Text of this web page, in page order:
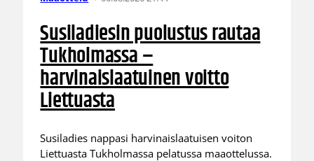
Susiladiesin puolustus rautaa
Tukholmassa –
harvinaislaatuinen voitto
Liettuasta
Susiladies nappasi harvinaislaatuisen voiton
Liettuasta Tukholmassa pelatussa maaottelussa.